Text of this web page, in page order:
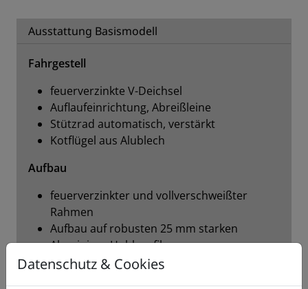
Ausstattung Basismodell
Fahrgestell
feuerverzinkte V-Deichsel
Auflaufeinrichtung, Abreißleine
Stützrad automatisch, verstärkt
Kotflügel aus Alublech
Aufbau
feuerverzinkter und vollverschweißter
Rahmen
Aufbau auf robusten 25 mm starken
Aluminium-Hohlprofilen
seitliche Laderampe, vorne federentlastet
Datenschutz & Cookies